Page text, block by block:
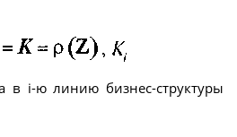
в i-ю линию бизнес-структуры